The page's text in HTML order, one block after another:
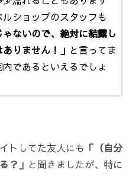
ショップのスタッフも
ゃないので、絶対に結露し
りません！」 と言ってま
であるといえるでしょ
トしてた友人にも 「（自分
？」 と聞きましたが、特に